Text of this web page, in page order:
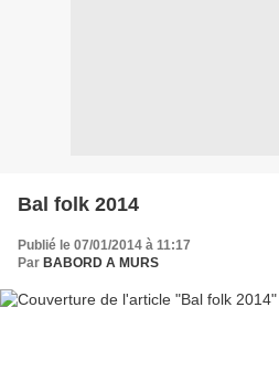
Bal folk 2014
Publié le 07/01/2014 à 11:17
Par BABORD A MURS